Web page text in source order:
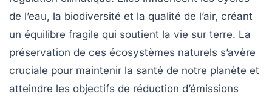
de l’eau, la biodiversité et la qualité de l’air, créant
un équilibre fragile qui soutient la vie sur terre. La
préservation de ces écosystèmes naturels s’avère
cruciale pour maintenir la santé de notre planète et
atteindre les objectifs de réduction d’émissions